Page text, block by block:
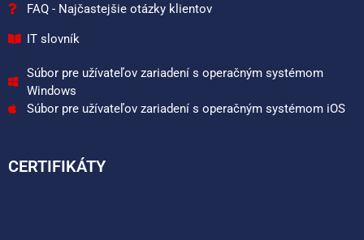
FAQ - Najčastejšie otázky klientov
IT slovník
Súbor pre užívateľov zariadení s operačným systémom
Windows
Súbor pre užívateľov zariadení s operačným systémom iOS
CERTIFIKÁTY